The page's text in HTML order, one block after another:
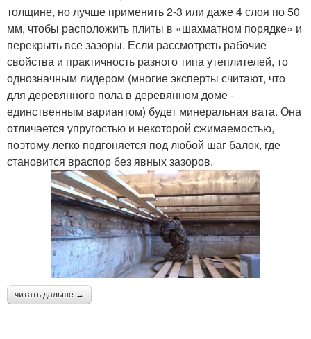
толщине, но лучше применить 2-3 или даже 4 слоя по 50
мм, чтобы расположить плиты в «шахматном порядке» и
перекрыть все зазоры. Если рассмотреть рабочие
свойства и практичность разного типа утеплителей, то
однозначным лидером (многие эксперты считают, что
для деревянного пола в деревянном доме -
единственным вариантом) будет минеральная вата. Она
отличается упругостью и некоторой сжимаемостью,
поэтому легко подгоняется под любой шаг балок, где
становится враспор без явных зазоров.
читать дальше →